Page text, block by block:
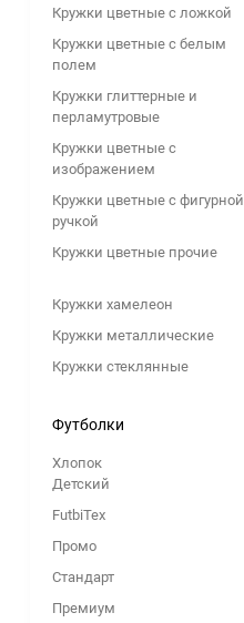
Кружки цветные с ложкой
Кружки цветные с белым
полем
Кружки глиттерные и
перламутровые
Кружки цветные с
изображением
Кружки цветные с фигурной
ручкой
Кружки цветные прочие
Кружки хамелеон
Кружки металлические
Кружки стеклянные
Футболки
Хлопок
Детский
FutbiTex
Промо
Стандарт
Премиум